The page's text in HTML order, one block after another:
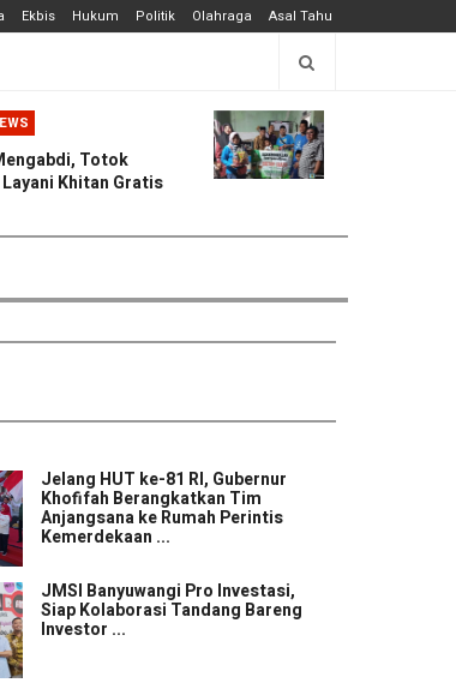
Ekbis Hukum Politik Olahraga Asal Tahu
Totok
Khitan Gratis
Jelang HUT ke-81 RI, Gubernur
Khofifah Berangkatkan Tim
Anjangsana ke Rumah Perintis
Kemerdekaan ...
JMSI Banyuwangi Pro Investasi,
Siap Kolaborasi Tandang Bareng
Investor ...